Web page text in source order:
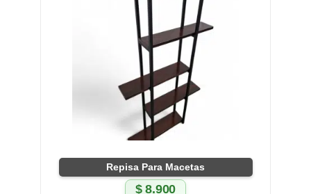
Repisa Para Macetas
$8.900